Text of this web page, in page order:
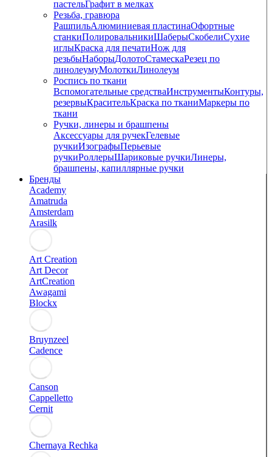
пастельГрафит в мелках
Резьба, гравюра
РашпильАлюминиевая пластинаОфортные
станкиПолировальникиШаберыСкобелиСухие
иглыКраска для печатиНож для
резьбыНаборыДолотоСтамескаРезец по
линолеумуМолоткиЛинолеум
Роспись по ткани
Вспомогательные средстваИнструментыКонтуры,
резервыКрасительКраска по тканиМаркеры по
ткани
Ручки, линеры и брашпены
Аксессуары для ручекГелевые
ручкиИзографыПерьевые
ручкиРоллерыШариковые ручкиЛинеры,
брашпены, капиллярные ручки
Бренды
Academy
Amatruda
Amsterdam
Arasilk
Art Creation
Art Decor
ArtCreation
Awagami
Blockx
Bruynzeel
Cadence
Canson
Cappelletto
Cernit
Chernaya Rechka